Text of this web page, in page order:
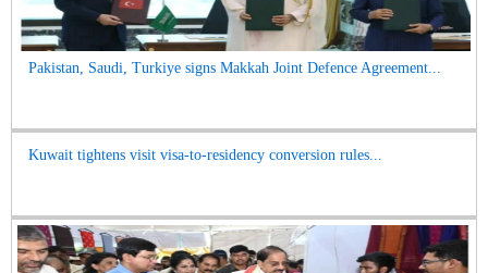
Pakistan, Saudi, Turkiye signs Makkah Joint Defence Agreement...
Kuwait tightens visit visa-to-residency conversion rules...